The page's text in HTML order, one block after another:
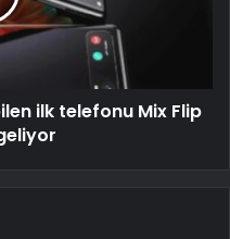
ilk telefonu Mix Flip